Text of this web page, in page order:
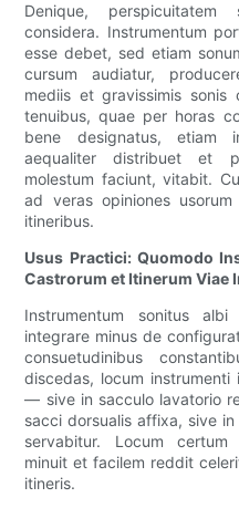
Denique,
considera. Instrumentum
esse debet, sed etiam
cursum audiatur,
mediis et gravissimis sonis
tenuibus, quae per horas
bene designatus, etiam
aequaliter distribuet et
molestum faciunt, vitabit.
ad veras opiniones
itineribus.
Usus Practici: Quomodo
Castrorum et Itinerum Viae
Instrumentum sonitus
integrare minus de
consuetudinibus
discedas, locum
— sive in sacculo lavatorio
sacci dorsualis affixa, sive
servabitur. Locum certum
minuit et facilem reddit
itineris.